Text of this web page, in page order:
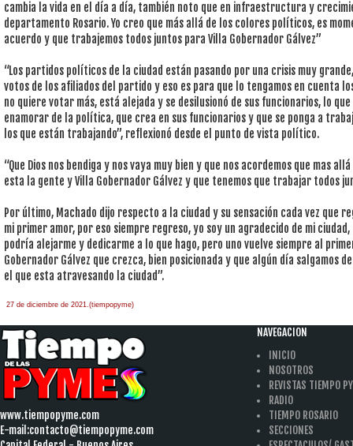
cambia la vida en el día a día, también noto que en infraestructura y
departamento Rosario. Yo creo que más allá de los colores políticos, es
acuerdo y que trabajemos todos juntos para Villa Gobernador Gálvez”
“Los partidos políticos de la ciudad están pasando por una crisis muy
votos de los afiliados del partido y eso es para que lo tengamos en cuenta
no quiere votar más, está alejada y se desilusionó de sus funcionarios, lo
enamorar de la política, que crea en sus funcionarios y que se ponga a
los que están trabajando”, reflexionó desde el punto de vista político.
“Que Dios nos bendiga y nos vaya muy bien y que nos acordemos que mas
esta la gente y Villa Gobernador Gálvez y que tenemos que trabajar todos
Por último, Machado dijo respecto a la ciudad y su sensación cada vez que
mi primer amor, por eso siempre regreso, yo soy un agradecido de mi
podría alejarme y dedicarme a lo que hago, pero uno vuelve siempre al
Gobernador Gálvez que crezca, bien posicionada y que algún día salgamos
el que esta atravesando la ciudad”.
27 de diciembre de 2021.(tiempopyme)
www.tiempopyme.com
E-mail:contacto@tiempopyme.com
NAVEGACION
INICIO
NOSOTROS
REVISTAS TIEMPO
RADIO
TIEMPO ROSARIO
SECCIONES